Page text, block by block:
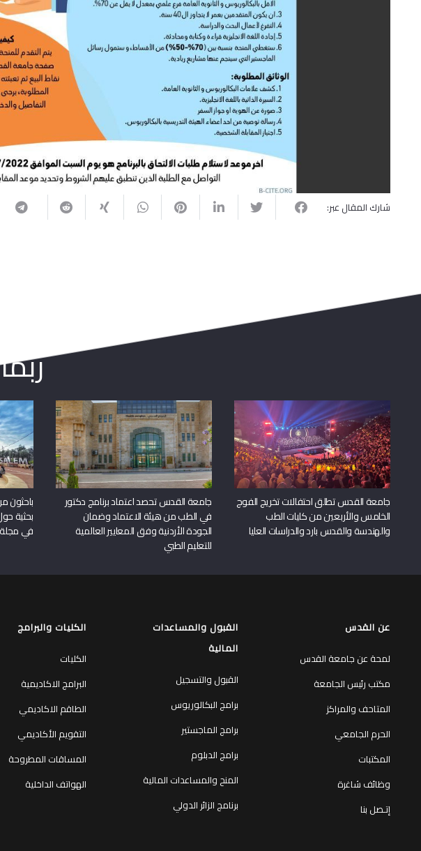
شارك المقال عبر:
جامعة القدس تطلق احتفالات تخريج الفوج
الخامس والأربعين من كليات الطب
والهندسة والقدس بارد والدراسات العليا
جامعة القدس تحصد اعتماد برنامج دكتور
في الطب من هيئة الاعتماد وضمان
الجودة الأردنية وفق المعايير العالمية
للتعليم الطبي
باحثون
بحثية
في مجلة Frontiers in Pediatrics
عن القدس
لمحة عن جامعة القدس
مكتب رئيس الجامعة
المتاحف والمراكز
الحرم الجامعي
المكتبات
وظائف شاغرة
إتـصل بنا
القبول والمساعدات
المالية
القبول والتسجيل
برامج البكالوريوس
برامج الماجستير
برامج الدبلوم
المنح والمساعدات المالية
برنامج الزائر الدولي
الكليات والبرامج
الكليات
البرامج الاكاديمية
الطاقم الاكاديمي
التقويم الأكاديمي
المساقات المطروحة
الهواتف الداخلية